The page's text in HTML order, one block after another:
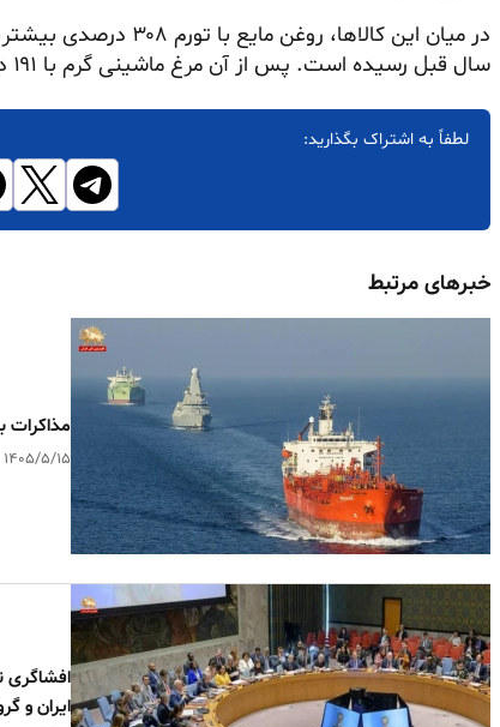
سال قبل رسیده است. پس از آن مرغ ماشینی گرم با ۱۹۱ درصد و برنج ایرانی با ۱۷۳ درصد رشد قیمت قرار دارند.
لطفاً به اشتراک بگذارید:
خبرهای مرتبط
مذاکرات
۱۴۰۵/۵/۱۵
افشاگری
ایران و